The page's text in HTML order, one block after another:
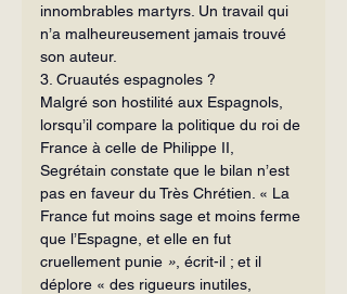
innombrables martyrs. Un travail qui
n’a malheureusement jamais trouvé
son auteur.
3. Cruautés espagnoles ?
Malgré son hostilité aux Espagnols,
lorsqu’il compare la politique du roi de
France à celle de Philippe II,
Segrétain constate que le bilan n’est
pas en faveur du Très Chrétien. « La
France fut moins sage et moins ferme
que l’Espagne, et elle en fut
cruellement punie » , écrit-il ; et il
déplore « des rigueurs inutiles,